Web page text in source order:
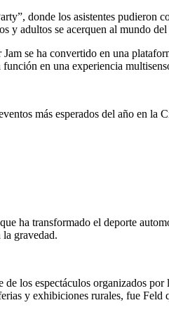
donde los asistentes
y adultos se acerquen al mundo
se ha convertido en una
en una experiencia
más esperados del año en
ha transformado el deporte
la gravedad.
los espectáculos organizados
y exhibiciones rurales, fue